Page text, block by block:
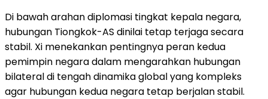
Di bawah arahan diplomasi tingkat kepala negara,
hubungan Tiongkok-AS dinilai tetap terjaga secara
stabil. Xi menekankan pentingnya peran kedua
pemimpin negara dalam mengarahkan hubungan
bilateral di tengah dinamika global yang kompleks
agar hubungan kedua negara tetap berjalan stabil.